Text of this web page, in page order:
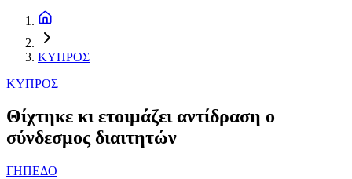
ΚΥΠΡΟΣ
ΚΥΠΡΟΣ
Θίχτηκε κι ετοιμάζει αντίδραση ο
σύνδεσμος διαιτητών
ΓΗΠΕΔΟ